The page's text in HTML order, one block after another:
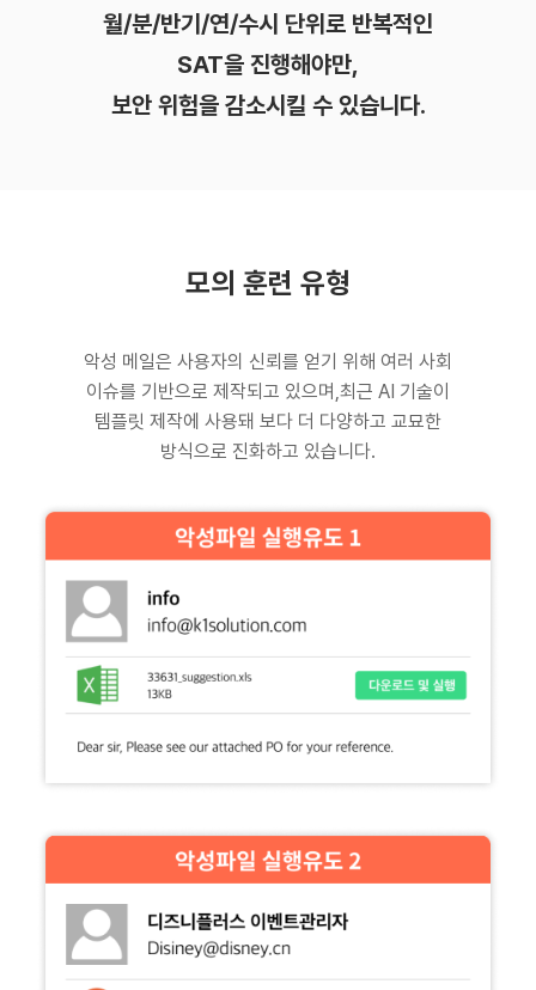
월/분/반기/연/수시 단위로 반복적인
SAT을 진행해야만,
보안 위험을 감소시킬 수 있습니다.
모의 훈련 유형
악성 메일은 사용자의 신뢰를 얻기 위해 여러 사회
이슈를 기반으로 제작되고 있으며,최근 AI 기술이
템플릿 제작에 사용돼 보다 더 다양하고 교묘한
방식으로 진화하고 있습니다.